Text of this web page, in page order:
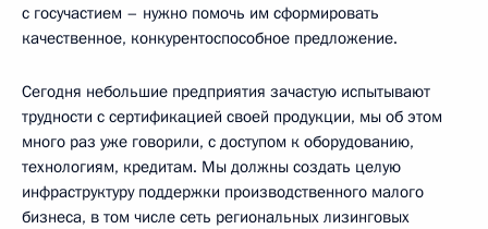
с госучастием – нужно помочь им сформировать
качественное, конкурентоспособное предложение.
Сегодня небольшие предприятия зачастую испытывают
трудности с сертификацией своей продукции, мы об этом
много раз уже говорили, с доступом к оборудованию,
технологиям, кредитам. Мы должны создать целую
инфраструктуру поддержки производственного малого
бизнеса, в том числе сеть региональных лизинговых